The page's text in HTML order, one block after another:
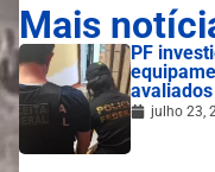
Mais
PF
julho 23,